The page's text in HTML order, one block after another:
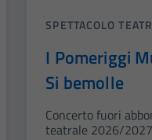
SPETTACOLO
I Pomeriggi
Si bemolle
Concerto fuori
teatrale 2026/2027